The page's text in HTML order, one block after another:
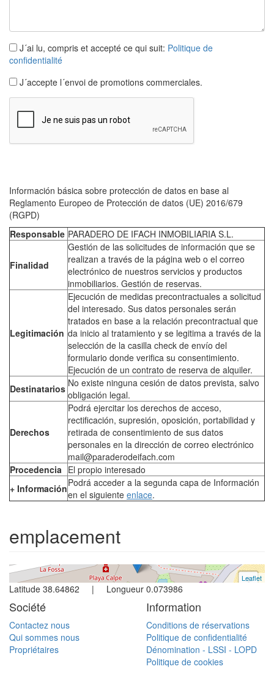
J´ai lu, compris et accepté ce qui suit: Politique de
confidentialité
J´accepte l´envoi de promotions commerciales.
Información básica sobre protección de datos en base al
Reglamento Europeo de Protección de datos (UE) 2016/679
(RGPD)
Responsable PARADERO DE IFACH INMOBILIARIA S.L.
Finalidad
Gestión de las solicitudes de información que se
realizan a través de la página web o el correo
electrónico de nuestros servicios y productos
inmobiliarios. Gestión de reservas.
Legitimación
Ejecución de medidas precontractuales a solicitud
del interesado. Sus datos personales serán
tratados en base a la relación precontractual que
da inicio al tratamiento y se legitima a través de la
selección de la casilla check de envío del
formulario donde verifica su consentimiento.
Ejecución de un contrato de reserva de alquiler.
Destinatarios No existe ninguna cesión de datos prevista, salvo
obligación legal.
Derechos
Podrá ejercitar los derechos de acceso,
rectificación, supresión, oposición, portabilidad y
retirada de consentimiento de sus datos
personales en la dirección de correo electrónico
mail@paraderodeifach.com
Procedencia El propio interesado
+ InformaciónPodrá acceder a la segunda capa de Información
en el siguiente enlace.
emplacement
Appartement
Calpe
Réf. VDAP103 | Vente
+
Leaflet
Latitude 38.64862 | Longueur 0.073986
Société
Contactez nous
Qui sommes nous
Propriétaires
Information
Conditions de réservations
Politique de confidentialité
Dénomination - LSSI - LOPD
Politique de cookies